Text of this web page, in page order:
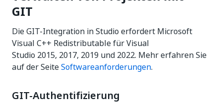
GIT
Die GIT-Integration in Studio erfordert Microsoft
Visual C++ Redistributable für Visual
Studio 2015, 2017, 2019 und 2022. Mehr erfahren Sie
auf der SeiteSoftwareanforderungen.
GIT-Authentifizierung